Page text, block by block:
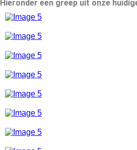
Hieronder een greep uit onze